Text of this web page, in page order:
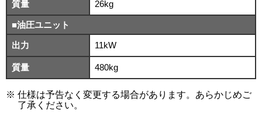
質量 26kg
■油圧ユニット
出力 11kW
質量 480kg
仕様は予告なく変更する場合があります。あらかじめご
了承ください。